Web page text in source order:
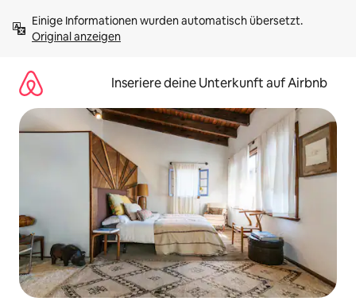
Inhalten
springenOriginal anzeigen
Inseriere deine Unterkunft auf Airbnb